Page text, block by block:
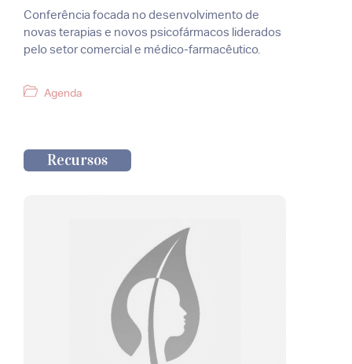
Conferência focada no desenvolvimento de
novas terapias e novos psicofármacos liderados
pelo setor comercial e médico-farmacêutico.
Categorias
Agenda
Recursos